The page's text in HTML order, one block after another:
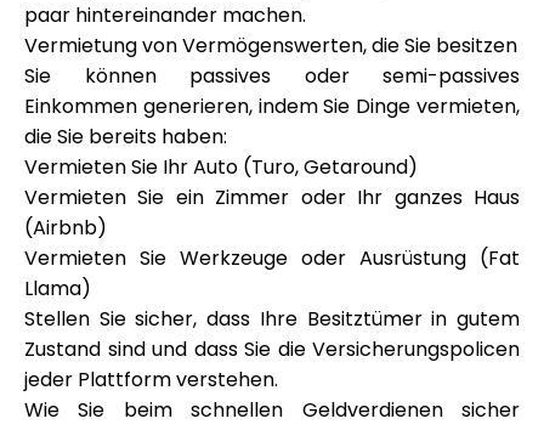
paar hintereinander machen.
Vermietung von Vermögenswerten, die Sie besitzen
Sie können passives oder semi-passives
Einkommen generieren, indem Sie Dinge vermieten,
die Sie bereits haben:
Vermieten Sie Ihr Auto (Turo, Getaround)
Vermieten Sie ein Zimmer oder Ihr ganzes Haus
(Airbnb)
Vermieten Sie Werkzeuge oder Ausrüstung (Fat
Llama)
Stellen Sie sicher, dass Ihre Besitztümer in gutem
Zustand sind und dass Sie die Versicherungspolicen
jeder Plattform verstehen.
Wie Sie beim schnellen Geldverdienen sicher